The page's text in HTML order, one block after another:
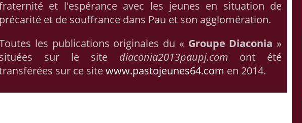
et l'espérance avec les jeunes en situation de
précarité et de souffrance dans Pau et son agglomération.
les publications originales du « Groupe Diaconia »
situées sur le site diaconia2013paupj.com ont été
sur ce sitewww.pastojeunes64.com en 2014.